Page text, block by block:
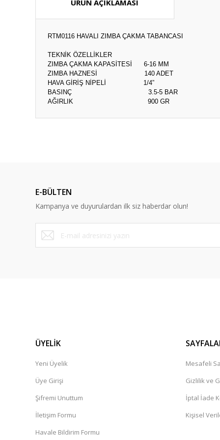
ÜRÜN AÇIKLAMASI
RTM0116 HAVALI ZIMBA ÇAKMA TABANCASI
TEKNİK ÖZELLİKLER
ZIMBA ÇAKMA KAPASİTESİ
6-16 MM
ZIMBA HAZNESİ
140 ADET
HAVA GİRİŞ NİPELİ
1/4”
BASINÇ
3.5-5 BAR
AĞIRLIK
900 GR
Ürün bilgilerinde hatalar bulunuyor.
Ürün fiyatı diğer sitelerden daha pahalı.
Bu ürüne benzer farklı alternatifler olmalı.
E-BÜLTEN
Kampanya ve duyurulardan ilk siz haberdar olun!
ÜYELİK
Yeni Üyelik
Üye Girişi
Şifremi Unuttum
İletişim Formu
Havale Bildirim Formu
Mesafeli
Gizlilik ve
İptal İade
Kişisel